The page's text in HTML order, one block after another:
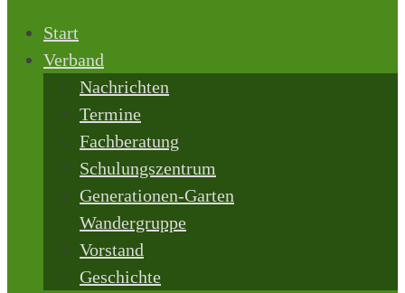
Start
Verband
Nachrichten
Termine
Fachberatung
Schulungszentrum
Generationen-Garten
Wandergruppe
Vorstand
Geschichte